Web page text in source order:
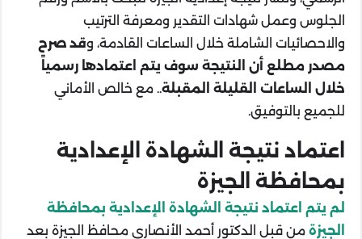
الجلوس وعمل شهادات التقدير ومعرفة الترتيب
والاحصائيات الشاملة خلال الساعات القادمة، وقد صرح
مصدر مطلع أن النتيجة سوف يتم اعتمادها رسمياً
خلال الساعات القليلة المقبلة.. مع خالص الأماني
للجميع بالتوفيق.
اعتماد نتيجة الشهادة الإعدادية
بمحافظة الجيزة
لم يتم اعتماد نتيجة الشهادة الإعدادية بمحافظة
الجيزة من قبل الدكتور أحمد الأنصاري محافظ الجيزة بعد